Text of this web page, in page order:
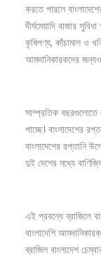
করতে পারলে
দীর্ঘমেয়াদি বাজার
কৃষিপণ্য, কাঁচামাল ও
আমদানিকারকদের
সাম্প্রতিক বছরগুলোতে
পাচ্ছে। বাংলাদেশের
বাংলাদেশের রপ্তানি
দুই দেশের মধ্যে
এই প্রবন্ধে ব্রাজিলে
বাংলাদেশি
ব্রাজিল বাংলাদেশ